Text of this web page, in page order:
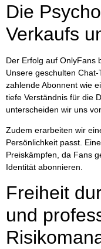
Die
Verkaufs
Der Erfolg auf OnlyFans
Unsere geschulten
zahlende Abonnent wie
tiefe Verständnis für die
unterscheiden wir uns
Zudem erarbeiten wir
Persönlichkeit passt.
Preiskämpfen, da Fans
Identität abonnieren.
Freiheit
und